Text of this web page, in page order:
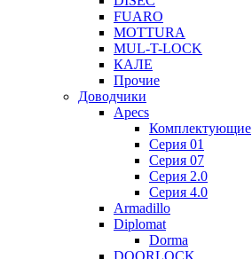
FUARO
MOTTURA
MUL-T-LOCK
КАЛЕ
Прочие
Доводчики
Apecs
Комплектующие
Серия 01
Серия 07
Серия 2.0
Серия 4.0
Armadillo
Diplomat
Dorma
DOORLOCK